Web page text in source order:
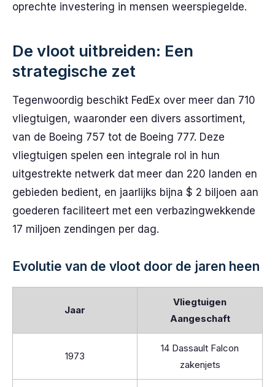
oprechte investering in mensen weerspiegelde.
De vloot uitbreiden: Een
strategische zet
Tegenwoordig beschikt FedEx over meer dan 710
vliegtuigen, waaronder een divers assortiment,
van de Boeing 757 tot de Boeing 777. Deze
vliegtuigen spelen een integrale rol in hun
uitgestrekte netwerk dat meer dan 220 landen en
gebieden bedient, en jaarlijks bijna $ 2 biljoen aan
goederen faciliteert met een verbazingwekkende
17 miljoen zendingen per dag.
Evolutie van de vloot door de jaren heen
Jaar
Vliegtuigen
Aangeschaft
1973
14 Dassault Falcon
zakenjets